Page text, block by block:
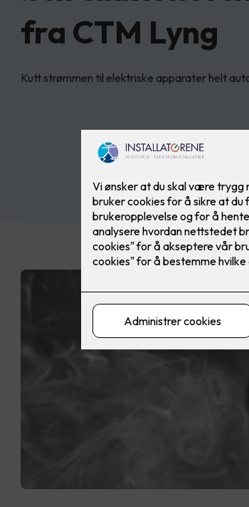
fra CTM Lyng
Kutt strømmen til elektriske apparater helt